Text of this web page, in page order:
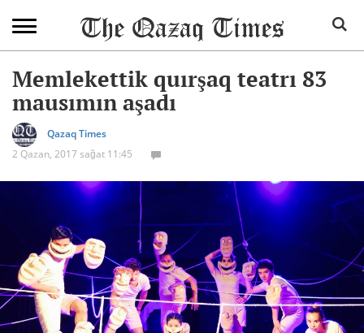
Memlekettik quırşaq teatrı 83
mausımın aşadı
Qazaq Times
2 Qazan, 2017 sağat 11:45